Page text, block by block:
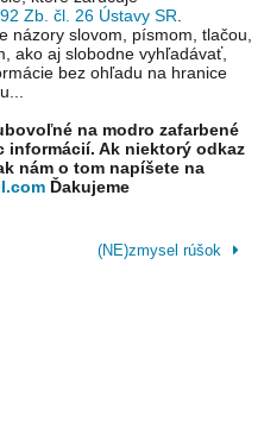
Zb. čl. 26 Ústavy SR.
názory slovom, písmom, tlačou,
ako aj slobodne vyhľadávať,
bez ohľadu na hranice
na modro zafarbené
informácií. Ak niektorý odkaz
nám o tom napíšete na
Ďakujeme
(NE)zmysel rúšok